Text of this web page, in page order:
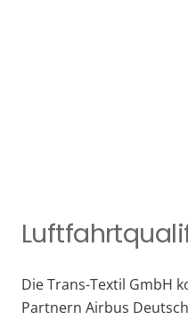
Die Trans-Textil GmbH
Partnern Airbus